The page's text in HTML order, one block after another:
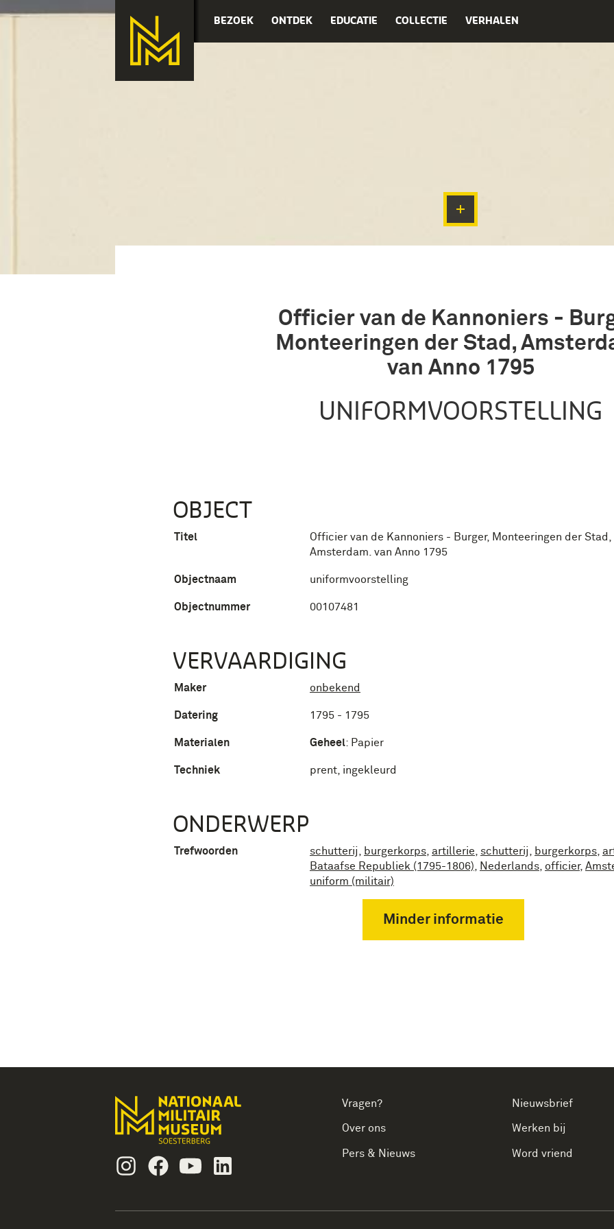
BEZOEK ONTDEK EDUCATIE COLLECTIE VERHALEN
Officier van de Kannoniers -
Monteeringen der Stad,
van Anno 1795
UNIFORMVOORSTELLING
OBJECT
Titel
Officier van de Kannoniers - Burger, Monteeringen der Stad,
Amsterdam. van Anno 1795
Objectnaam uniformvoorstelling
Objectnummer 00107481
VERVAARDIGING
Maker onbekend
Datering 1795 - 1795
Materialen Geheel: Papier
Techniek prent, ingekleurd
ONDERWERP
Trefwoorden schutterij burgerkorps artillerie schutterij burgerkorps
Bataafse Republiek (1795-1806)
Nederlands officier,
uniform (militair)
Minder informatie
InstagramFacebookYoutube
Vragen?
Over ons
Pers & Nieuws
Nieuwsbrief
Werken bij
Word vriend